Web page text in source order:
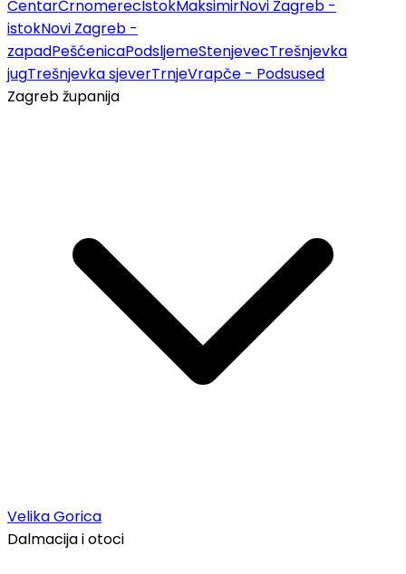
CentarČrnomerecIstokMaksimirNovi Zagreb -
istokNovi Zagreb -
zapadPešćenicaPodsljemeStenjevecTrešnjevka
jugTrešnjevka sjeverTrnjeVrapče - Podsused
Zagreb županija
Velika Gorica
Dalmacija i otoci